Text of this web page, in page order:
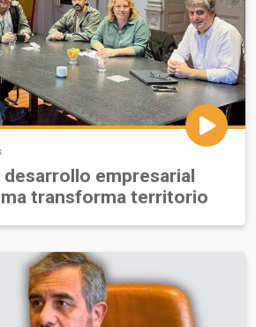
desarrollo empresarial
transforma territorio